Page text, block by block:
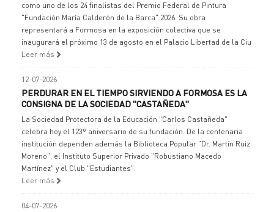
como uno de los 24 finalistas del Premio Federal de Pintura
"Fundación María Calderón de la Barca" 2026. Su obra
representará a Formosa en la exposición colectiva que se
inaugurará el próximo 13 de agosto en el Palacio Libertad de la Ciu
Leer más
12-07-2026
PERDURAR EN EL TIEMPO SIRVIENDO A FORMOSA ES LA
CONSIGNA DE LA SOCIEDAD "CASTAÑEDA"
La Sociedad Protectora de la Educación "Carlos Castañeda"
celebra hoy el 123º aniversario de su fundación. De la centenaria
institución dependen además la Biblioteca Popular "Dr. Martín Ruiz
Moreno", el Instituto Superior Privado "Robustiano Macedo
Martínez" y el Club "Estudiantes".
Leer más
04-07-2026